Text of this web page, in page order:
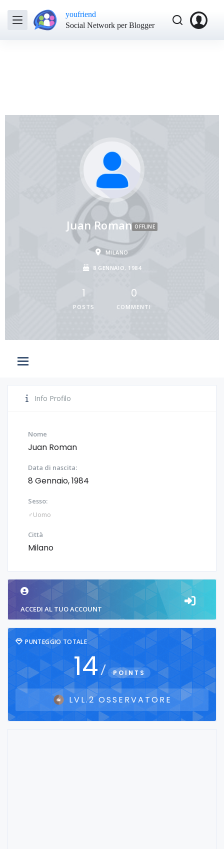
youfriend
Social Network per Blogger
Juan Roman OFFLINE
MILANO
8 GENNAIO, 1984
1
POSTS
0
COMMENTI
Info Profilo
Nome
Juan Roman
Data di nascita:
8 Gennaio, 1984
Sesso:
♂️Uomo
Città
Milano
ACCEDI AL TUO ACCOUNT
PUNTEGGIO TOTALE
14/ POINTS
LVL.2 OSSERVATORE